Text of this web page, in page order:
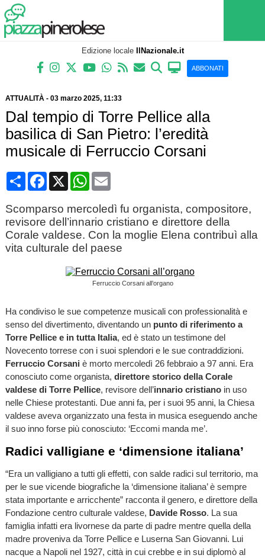
Edizione locale IlNazionale.it
ABBONATI
ATTUALITÀ- 03 marzo 2025, 11:33
Dal tempio di Torre Pellice alla
basilica di San Pietro: l’eredità
musicale di Ferruccio Corsani
CondividiFacebook
X WhatsApp
Email
Scomparso mercoledì fu organista, compositore,
revisore dell’innario cristiano e direttore della
Corale valdese. Con la moglie Elena contribuì alla
vita culturale del paese
Ferruccio Corsani all’organo
Ha condiviso le sue competenze musicali con professionalità e
senso del divertimento, diventando un punto di riferimento a
Torre Pellice e in tutta Italia, ed è stato un testimone del
Novecento torrese con i suoi splendori e le sue contraddizioni.
Ferruccio Corsani è morto mercoledì 26 febbraio a 97 anni. Era
conosciuto come organista, direttore storico della Corale
valdese di Torre Pellice, revisore dell’innario cristiano in uso
nelle Chiese protestanti. Due anni fa, per i suoi 95 anni, la Chiesa
valdese aveva organizzato una festa in musica eseguendo anche
il suo inno forse più conosciuto: ‘Eccomi manda me’.
Radici valligiane e ‘dimensione italiana’
“Era un valligiano a tutti gli effetti, con salde radici sul territorio, ma
per le sue vicende biografiche la ‘dimensione italiana’ è sempre
stata importante e arricchente” racconta il genero, e direttore della
Fondazione centro culturale valdese, Davide Rosso. La sua
famiglia infatti era livornese da parte di padre mentre quella della
madre proveniva da Torre Pellice e Luserna San Giovanni. Lui
nacque a Napoli nel 1927, città in cui crebbe e in sui diplomò al